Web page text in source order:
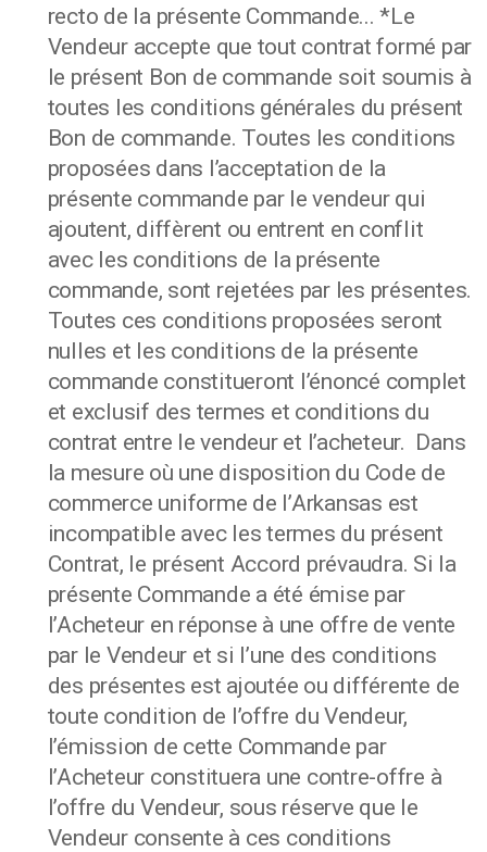
recto de la présente Commande... *Le
Vendeur accepte que tout contrat formé par
le présent Bon de commande soit soumis à
toutes les conditions générales du présent
Bon de commande. Toutes les conditions
proposées dans l’acceptation de la
présente commande par le vendeur qui
ajoutent, diffèrent ou entrent en conflit
avec les conditions de la présente
commande, sont rejetées par les présentes.
Toutes ces conditions proposées seront
nulles et les conditions de la présente
commande constitueront l’énoncé complet
et exclusif des termes et conditions du
contrat entre le vendeur et l’acheteur. Dans
la mesure où une disposition du Code de
commerce uniforme de l’Arkansas est
incompatible avec les termes du présent
Contrat, le présent Accord prévaudra. Si la
présente Commande a été émise par
l’Acheteur en réponse à une offre de vente
par le Vendeur et si l’une des conditions
des présentes est ajoutée ou différente de
toute condition de l’offre du Vendeur,
l’émission de cette Commande par
l’Acheteur constituera une contre-offre à
l’offre du Vendeur, sous réserve que le
Vendeur consente à ces conditions